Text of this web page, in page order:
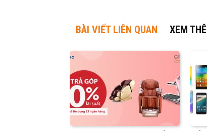
BÀI VIẾT LIÊN QUAN XEM